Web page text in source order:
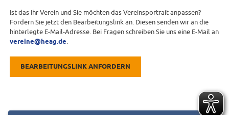
Ist das Ihr Verein und Sie möchten das Vereinsportrait anpassen?
Fordern Sie jetzt den Bearbeitungslink an. Diesen senden wir an die
hinterlegte E-Mail-Adresse. Bei Fragen schreiben Sie uns eine E-Mail an
vereine@heag.de.
BEARBEITUNGSLINK ANFORDERN